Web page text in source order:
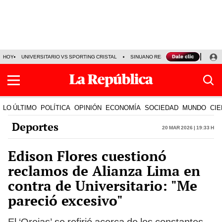
HOY UNIVERSITARIO VS SPORTING CRISTAL SINUANO RESULTADOS HOY
LO ÚLTIMO POLÍTICA OPINIÓN ECONOMÍA SOCIEDAD MUNDO
Deportes 20 Mar 2026 | 19:33 h
Edison Flores cuestionó
reclamos de Alianza Lima en
contra de Universitario: "Me
pareció excesivo"